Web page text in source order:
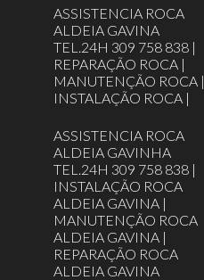
ASSISTENCIA ROCA
ALDEIA GAVINA
TEL.24H 309 758 838 |
REPARAÇÃO ROCA |
MANUTENÇÃO ROCA |
INSTALAÇÃO ROCA |
ASSISTENCIA ROCA
ALDEIA GAVINHA
TEL.24H 309 758 838 |
INSTALAÇÃO ROCA
ALDEIA GAVINA |
MANUTENÇÃO ROCA
ALDEIA GAVINA |
REPARAÇÃO ROCA
ALDEIA GAVINA